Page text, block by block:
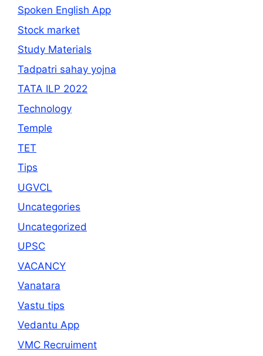
Spoken English App
Stock market
Study Materials
Tadpatri sahay yojna
TATA ILP 2022
Technology
Temple
TET
Tips
UGVCL
Uncategories
Uncategorized
UPSC
VACANCY
Vanatara
Vastu tips
Vedantu App
VMC Recruiment